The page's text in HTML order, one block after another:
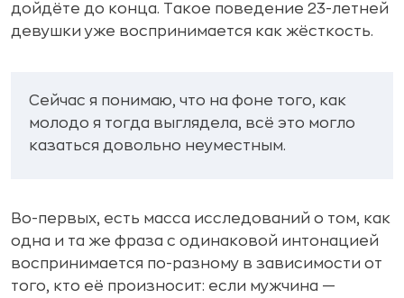
дойдёте до конца. Такое поведение 23-летней
девушки уже воспринимается как жёсткость.
Сейчас я понимаю, что на фоне того, как
молодо я тогда выглядела, всё это могло
казаться довольно неуместным.
Во-первых, есть масса исследований о том, как
одна и та же фраза с одинаковой интонацией
воспринимается по-разному в зависимости от
того, кто её произносит: если мужчина —